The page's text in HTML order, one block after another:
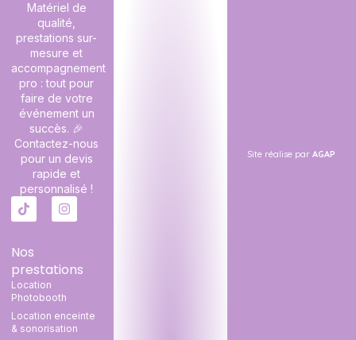
Matériel de
qualité,
prestations sur-
mesure et
accompagnement
pro : tout pour
faire de votre
événement un
succès. 🎉
Contactez-nous
pour un devis
rapide et
personnalisé !
Nos
prestations
Location
Photobooth
Location enceinte
& sonorisation
Site réalise parAGAP